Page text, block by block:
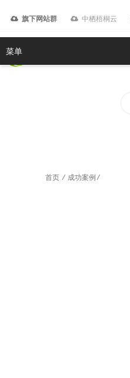
旗下网站群 中栖梧桐云
菜单
首页 / 成功案例/